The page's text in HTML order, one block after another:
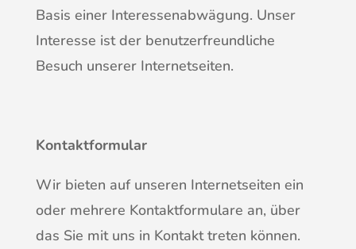
Basis einer Interessenabwägung. Unser
Interesse ist der benutzerfreundliche
Besuch unserer Internetseiten.
Kontaktformular
Wir bieten auf unseren Internetseiten ein
oder mehrere Kontaktformulare an, über
das Sie mit uns in Kontakt treten können.